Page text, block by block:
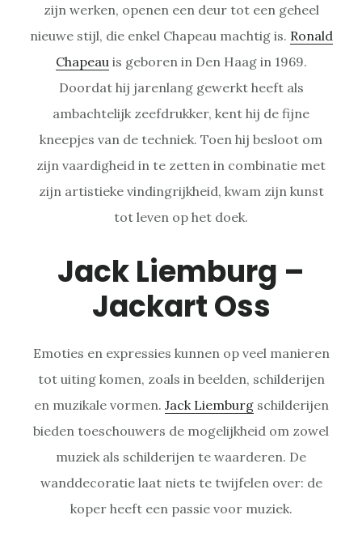
zijn werken, openen een deur tot een geheel
nieuwe stijl, die enkel Chapeau machtig is. Ronald
Chapeau is geboren in Den Haag in 1969.
Doordat hij jarenlang gewerkt heeft als
ambachtelijk zeefdrukker, kent hij de fijne
kneepjes van de techniek. Toen hij besloot om
zijn vaardigheid in te zetten in combinatie met
zijn artistieke vindingrijkheid, kwam zijn kunst
tot leven op het doek.
Jack Liemburg –
Jackart Oss
Emoties en expressies kunnen op veel manieren
tot uiting komen, zoals in beelden, schilderijen
en muzikale vormen. Jack Liemburgschilderijen
bieden toeschouwers de mogelijkheid om zowel
muziek als schilderijen te waarderen. De
wanddecoratie laat niets te twijfelen over: de
koper heeft een passie voor muziek.